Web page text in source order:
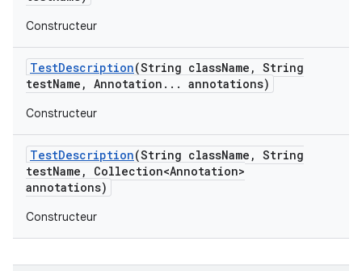
Constructeur
TestDescription(String className , String
testName , Annotation . . . annotations)
Constructeur
TestDescription(String className , String
testName ,
Collection<Annotation>
annotations)
Constructeur